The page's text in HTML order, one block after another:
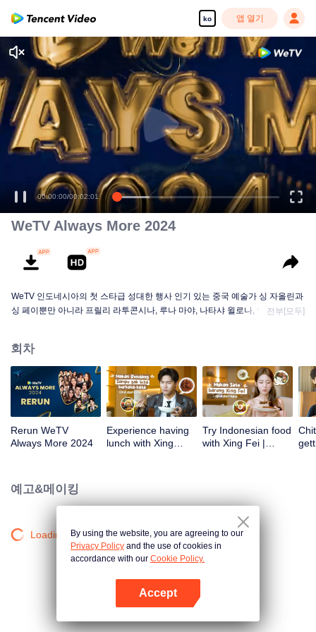
ko 앱 열기
00:00:00/00:02:01
WeTV Always More 2024
WeTV 인도네시아의 첫 스타급 성대한 행사 인기 있는 중국 예술가 싱 자올린과
싱 페이뿐만 아니라 프릴리 라투콘시나, 루나 마야, 나타샤 윌로나, 앙가 유난다,
아는 내년에 방송될 위TV 오리지널 시리즈도 발표했다.
전부[모두]
회차
Rerun WeTV
Always More 2024
Experience having
lunch with Xing
Try Indonesian food
with Xing Fei |
예고&메이킹
Loading…By using the website, you are agreeing to our
Privacy Policy and the use of cookies in
accordance with our Cookie Policy.
Accept